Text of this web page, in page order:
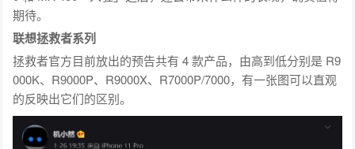
期待。
联想拯救者系列
拯救者官方目前放出的预告共有 4 款产品，由高到低分别是 R9
000K、R9000P、R9000X、R7000P/7000，有一张图可以直观
的反映出它们的区别。